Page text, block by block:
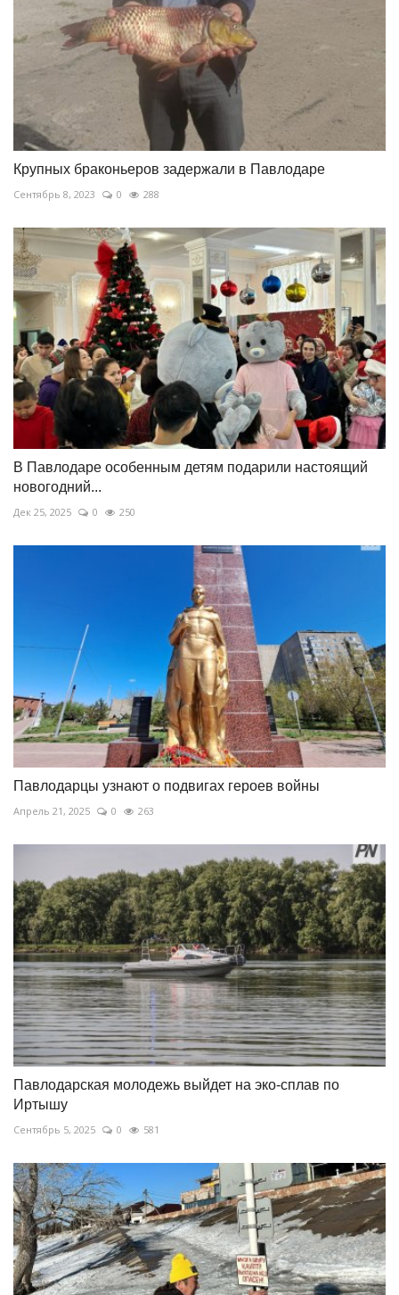
Крупных браконьеров задержали в Павлодаре
Сентябрь 8, 2023 0 288
В Павлодаре особенным детям подарили настоящий
новогодний...
Дек 25, 2025 0 250
Павлодарцы узнают о подвигах героев войны
Апрель 21, 2025 0 263
Павлодарская молодежь выйдет на эко-сплав по
Иртышу
Сентябрь 5, 2025 0 581